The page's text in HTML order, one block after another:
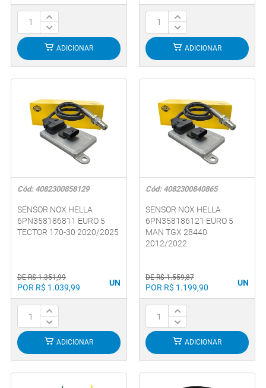
ADICIONAR ADICIONAR
Cód: 4082300858129
SENSOR NOX HELLA
6PN358186811 EURO 5
TECTOR 170-30 2020/2025
DE R$ 1.351,99
POR R$ 1.039,99 UN
ADICIONAR
Cód: 4082300840865
SENSOR NOX HELLA
6PN358186121 EURO 5
MAN TGX 28440
2012/2022
DE R$ 1.559,87
POR R$ 1.199,90 UN
ADICIONAR